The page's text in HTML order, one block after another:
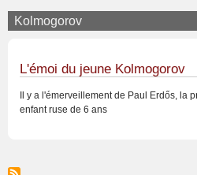
d'Ariane
Kolmogorov
L'émoi du jeune Kolmogorov
Il y a l'émerveillement de Paul Erdős, la
enfant ruse de 6 ans